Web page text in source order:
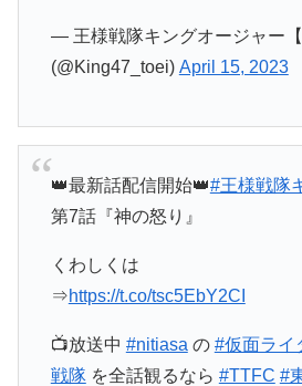
— 王様戦隊キングオージャー【
(@King47_toei) April 15, 2023
👑最新話配信開始👑#王様戦隊
第7話『神の怒り』
くわしくは
⇒https://t.co/tsc5EbY2CI
📺放送中 #nitiasa の #仮面ライ
戦隊を全話観るなら #TTFC #